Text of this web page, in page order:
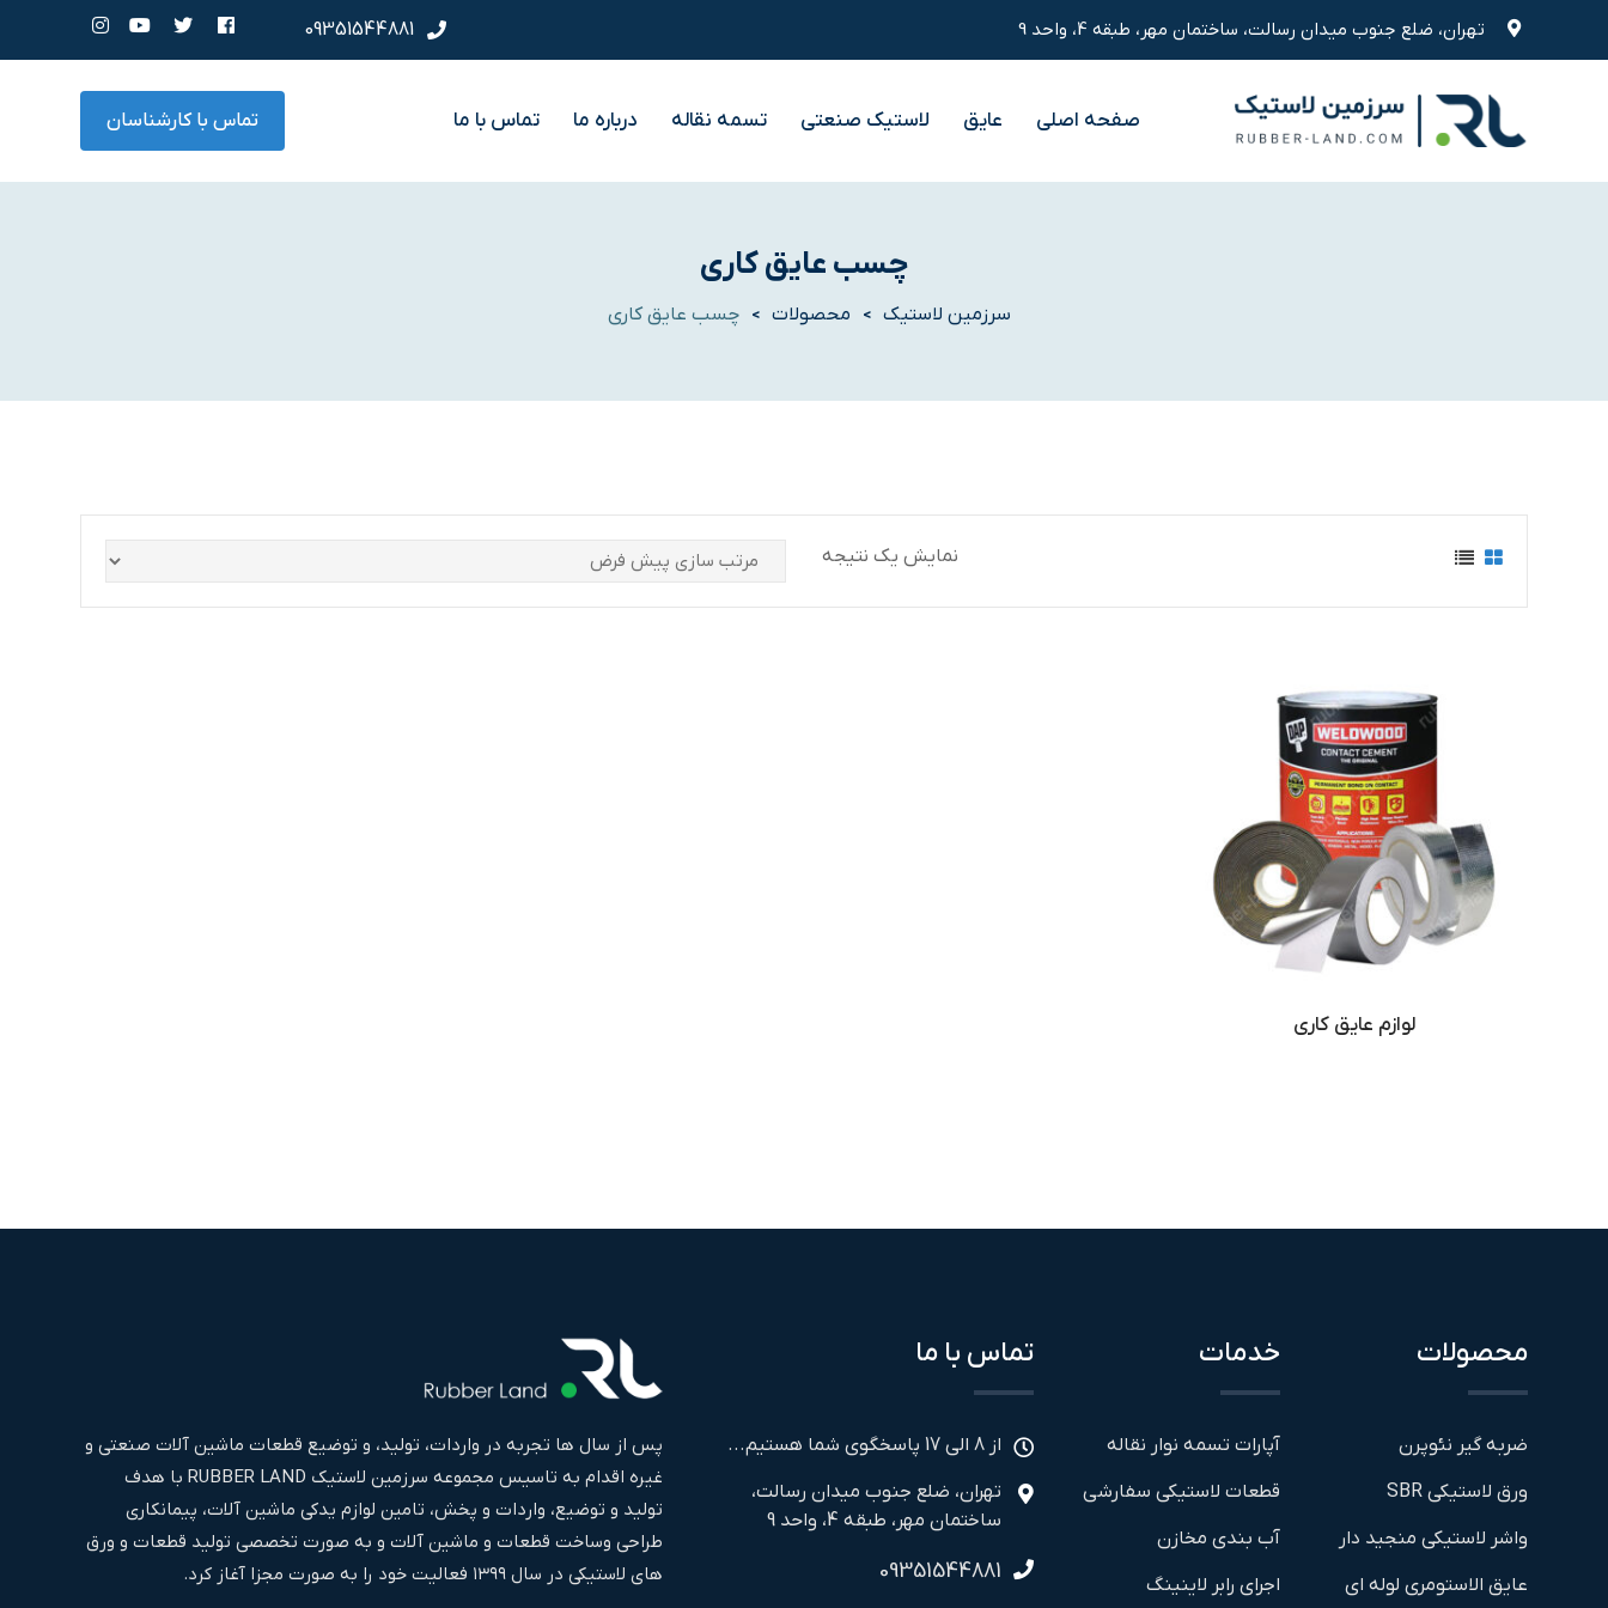
تهران، ضلع جنوب میدان رسالت، ساختمان مهر، طبقه 4، واحد 9 09351544881
صفحه اصلی عایق لاستیک صنعتی تسمه نقاله درباره ما تماس با ما تماس با کارشناسان
چسب عایق کاری
سرزمین لاستیک > محصولات > چسب عایق کاری
نمایش یک نتیجه
لوازم عایق کاری
محصولات
ضربه گیر نئوپرن
ورق لاستیکی SBR
واشر لاستیکی منجید دار
عایق الاستومری لوله ای
خدمات
آپارات تسمه نوار نقاله
قطعات لاستیکی سفارشی
آب بندی مخازن
اجرای رابر لاینینگ
تماس با ما
از 8 الی 17 پاسخگوی شما هستیم...
تهران، ضلع جنوب میدان رسالت،
ساختمان مهر، طبقه 4، واحد 9
09351544881
پس از سال ها تجربه در واردات، تولید، و توضیع قطعات ماشین آلات صنعتی و
غیره اقدام به تاسیس مجموعه سرزمین لاستیک RUBBER LAND با هدف
تولید و توضیع، واردات و پخش، تامین لوازم یدکی ماشین آلات، پیمانکاری
طراحی وساخت قطعات و ماشین آلات و به صورت تخصصی تولید قطعات و ورق
های لاستیکی در سال ۱۳۹۹ فعالیت خود را به صورت مجزا آغاز کرد.